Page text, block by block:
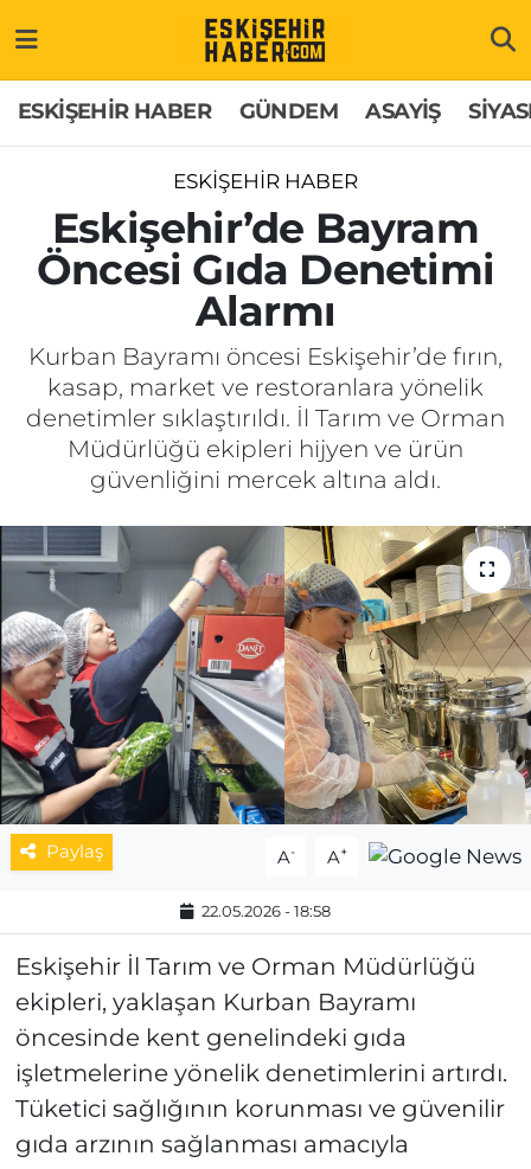
ESKİŞEHİR HABER GÜNDEM ASAYİŞ
ESKİŞEHİR HABER
Eskişehir’de Bayram
Öncesi Gıda Denetimi
Alarmı
Kurban Bayramı öncesi Eskişehir’de fırın,
kasap, market ve restoranlara yönelik
denetimler sıklaştırıldı. İl Tarım ve Orman
Müdürlüğü ekipleri hijyen ve ürün
güvenliğini mercek altına aldı.
Paylaş A- A+
22.05.2026 - 18:58
Eskişehir İl Tarım ve Orman Müdürlüğü
ekipleri, yaklaşan Kurban Bayramı
öncesinde kent genelindeki gıda
işletmelerine yönelik denetimlerini artırdı.
Tüketici sağlığının korunması ve güvenilir
gıda arzının sağlanması amacıyla
GÜNDEM
ASAYİŞ
SİYASET
SAĞLIK
EĞİTİM
MAGAZİN
ESKİŞEHİRSPOR
Hakkımızda
İletişim
Künye
Odunpazarı Trafik Yoğunluk Haritası
Süper Lig Puan Durumu ve Fikstür
Tüm Manşetler
Son Dakika Haberleri
Haber Arşivi